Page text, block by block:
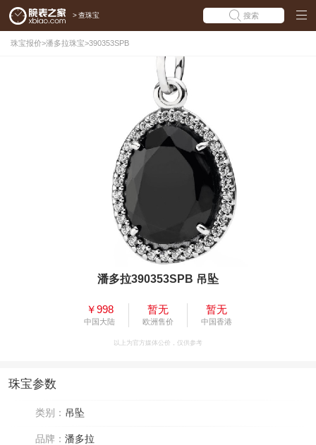
> 查珠宝 搜索
珠宝报价>潘多拉珠宝>390353SPB
潘多拉390353SPB 吊坠
￥998
中国大陆
暂无
欧洲售价
暂无
中国香港
以上为官方媒体公价，仅供参考
珠宝参数
类别： 吊坠
品牌： 潘多拉